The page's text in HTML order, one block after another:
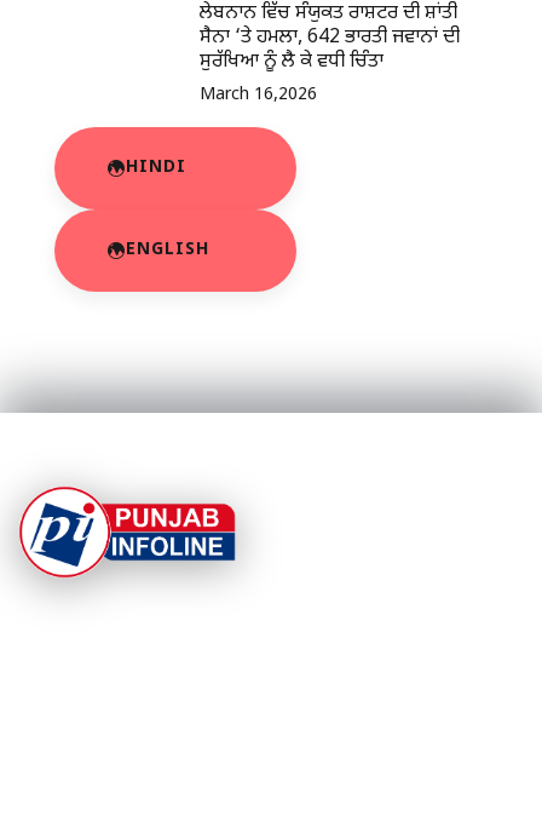
ਲੇਬਨਾਨ ਵਿੱਚ ਸੰਯੁਕਤ ਰਾਸ਼ਟਰ ਦੀ ਸ਼ਾਂਤੀ
ਸੈਨਾ ‘ਤੇ ਹਮਲਾ, 642 ਭਾਰਤੀ ਜਵਾਨਾਂ ਦੀ
ਸੁਰੱਖਿਆ ਨੂੰ ਲੈ ਕੇ ਵਧੀ ਚਿੰਤਾ
March 16,2026
HINDI
ENGLISH